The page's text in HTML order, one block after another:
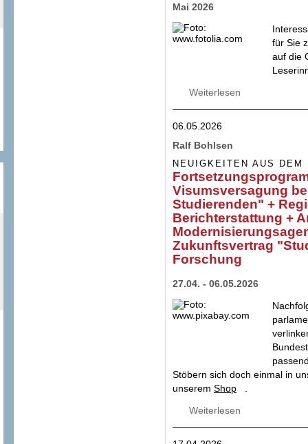
Mai 2026
für Sie
auf die
Weiterlesen
06.05.2026
Ralf Bohlsen
NEUIGKEITEN AUS DEM
Visumsversagung
Studierenden" +
Berichterstattung +
Zukunftsvertrag
Forschung
27.04. - 06.05.2026
Stöbern sich doch einmal in
unserem Shop .
Weiterlesen